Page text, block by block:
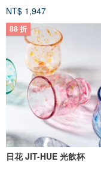
NT$ 1,947
88 折
日花 JIT-HUE 光飲杯